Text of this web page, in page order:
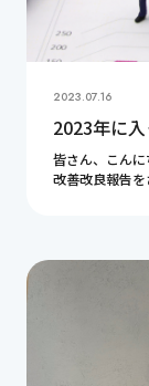
2023.07.16
2023年に
皆さん、こん
改善改良報告